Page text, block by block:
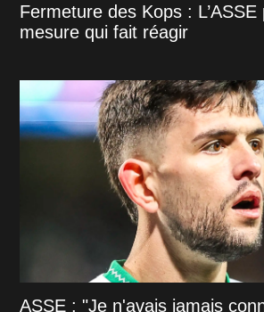
Fermeture des Kops :
mesure qui fait réagir
ASSE : "Je n'avais jamais